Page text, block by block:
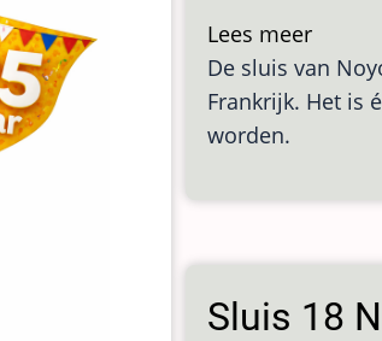
Lees meerover
Sluis
Noyon
De sluis van
Frankrijk. Het is
worden.
Sluis 18